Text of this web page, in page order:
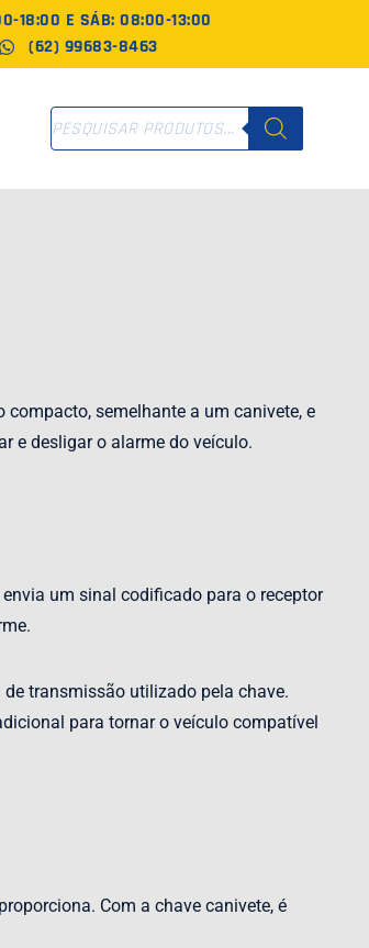
18:00 E SÁB: 08:00-13:00
(62) 99683-8463
PESQUISAR
PRODUTOS
semelhante a um canivete, e
e desligar o alarme do veículo.
um sinal codificado para o receptor
transmissão utilizado pela chave.
para tornar o veículo compatível
Com a chave canivete, é